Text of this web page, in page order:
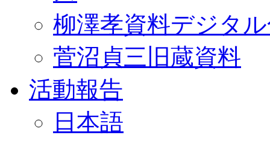
柳澤孝資料デジタ
菅沼貞三旧蔵資料
活動報告
日本語